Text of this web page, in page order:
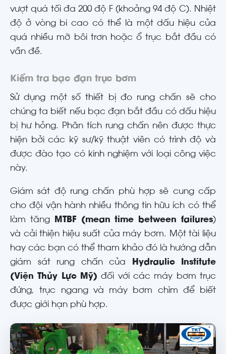
vượt quá tối đa 200 độ F (khoảng 94 độ C). Nhiệt
độ ở vòng bi cao có thể là một dấu hiệu của
quá nhiều mỡ bôi trơn hoặc ổ trục bắt đầu có
vần đề.
Kiểm tra bạc đạn trục bơm
Sử dụng một số thiết bị đo rung chấn sẽ cho
chúng ta biết nếu bạc đạn bắt đầu có dấu hiệu
bị hư hỏng. Phân tích rung chấn nên được thực
hiện bởi các kỹ sư/kỹ thuật viên có trình độ và
được đào tạo có kinh nghiệm với loại công việc
này.
Giám sát độ rung chấn phù hợp sẽ cung cấp
cho đội vận hành nhiều thông tin hữu ích có thể
làm tăng
MTBF (mean time between failures)
và cải thiện hiệu suất của máy bơm. Một tài liệu
hay các bạn có thể tham khảo đó là hướng dẫn
giám sát rung chấn của
Hydraulic Institute
(Viện Thủy Lực Mỹ) đối với các máy bơm trục
đứng, trục ngang và máy bơm chìm để biết
được giới hạn phù hợp.